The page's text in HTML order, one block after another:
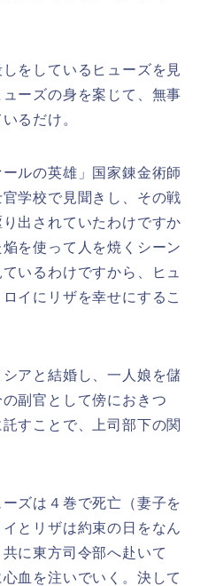
をしているヒューズを見
ーズの身を案じて、無事
るだけ。
ルの英雄」国家錬金術師
学校で見聞きし、その戦
出されていたわけですか
を使って人を焼くシーン
いるわけですから、ヒュ
イにリザを幸せにするこ
アと結婚し、一人娘を儲
副官として傍におきつ
すことで、上司部下の関
ズは４巻で死亡（妻子を
とリザは約束の日をなん
に東方司令部へ赴いて
血を注いでいく。決して